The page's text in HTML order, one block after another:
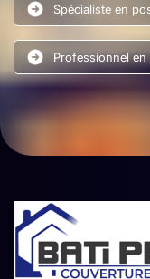
Spécialiste en
Professionnel en